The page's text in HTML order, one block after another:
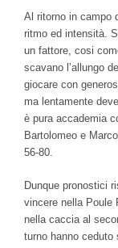
Al ritorno in campo
ritmo ed intensità.
un fattore, cosi
scavano l’allungo
giocare con
ma lentamente
è pura accademia
Bartolomeo e
56-80.
Dunque pronostici
vincere nella Poule
nella caccia al
turno hanno